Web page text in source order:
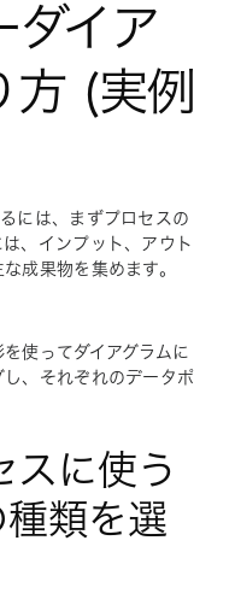
ダイア
方 (実例
には、まずプロセスの
、インプット、アウト
成果物を集めます。
使ってダイアグラムに
、それぞれのデータポ
スに使う
類を選